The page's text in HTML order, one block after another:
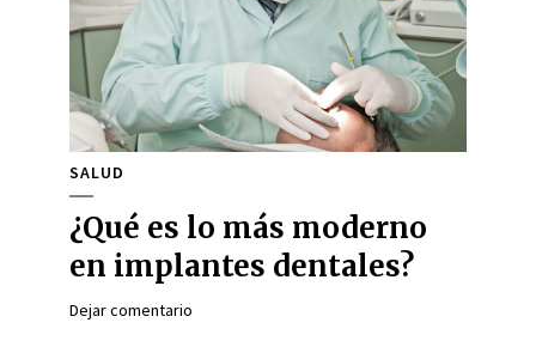
SALUD
¿Qué es lo más moderno
en implantes dentales?
Dejar comentario